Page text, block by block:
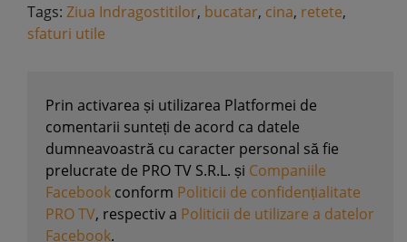
Tags: Ziua Indragostitilor, bucatar, cina, retete,
sfaturi utile
Prin activarea și utilizarea Platformei de
comentarii sunteți de acord ca datele
dumneavoastră cu caracter personal să fie
prelucrate de PRO TV S.R.L. și Companiile
Facebook conform Politicii de confidențialitate
PRO TV, respectiv a Politicii de utilizare a datelor
Facebook.